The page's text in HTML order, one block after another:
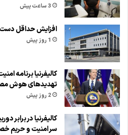
3 ساعت پیش
افزایش حداقل
1 روز پیش
کالیفرنیا برنامه
تهدیدهای هوش
2 روز پیش
کالیفرنیا در برابر
سر امنیت و حریم